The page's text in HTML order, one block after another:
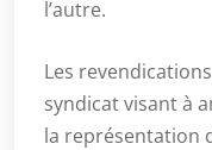
l’autre.
Les
syndicat visant à
la représentation